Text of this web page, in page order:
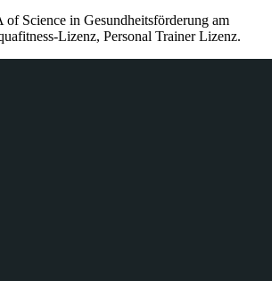
Science in Gesundheitsförderung am
Lizenz, Personal Trainer Lizenz.